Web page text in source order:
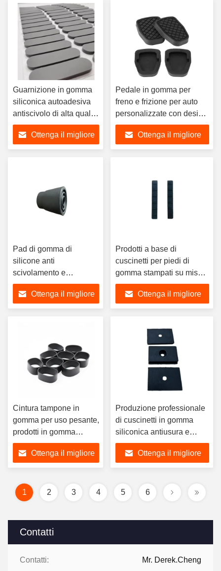
Contatti
Contatti: Mr. Derek.Cheng
Guarnizione in gomma
siliconica autoadesiva
antiscivolo di alta qualità
con adesivo 3M, su
misura, ammortizzante
Ottenga il migliore
Pedale in gomma per
freno e frizione per auto
personalizzate con design
durevole e antiscivolo
Ottenga il migliore
Pad di gomma di
silicone anti
scivolamento e
assorbimento degli urti
mobili Pad per piedi
Modello di taglio della
Ottenga il migliore
Prodotti a base di
cuscinetti per piedi di
gomma stampati su misura
con cuscinetti per piedi di
gomma di silicone 3M
Ottenga il migliore
Cintura tampone in
gomma per uso pesante,
prodotti in gomma
personalizzati di varie
dimensioni
Ottenga il migliore
Produzione professionale
di cuscinetti in gomma
siliconica antiusura e
ammortizzanti
Ottenga il migliore
1 2 3 4 5 6